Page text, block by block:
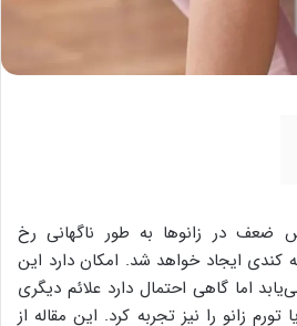
ضعف در زانوها به طور ناگهانی رخ
کندی ایجاد خواهد شد. امکان دارد این
اما گاهی احتمال دارد علائم دیگری
تورم زانو را نیز تجربه کرد. این مقاله از